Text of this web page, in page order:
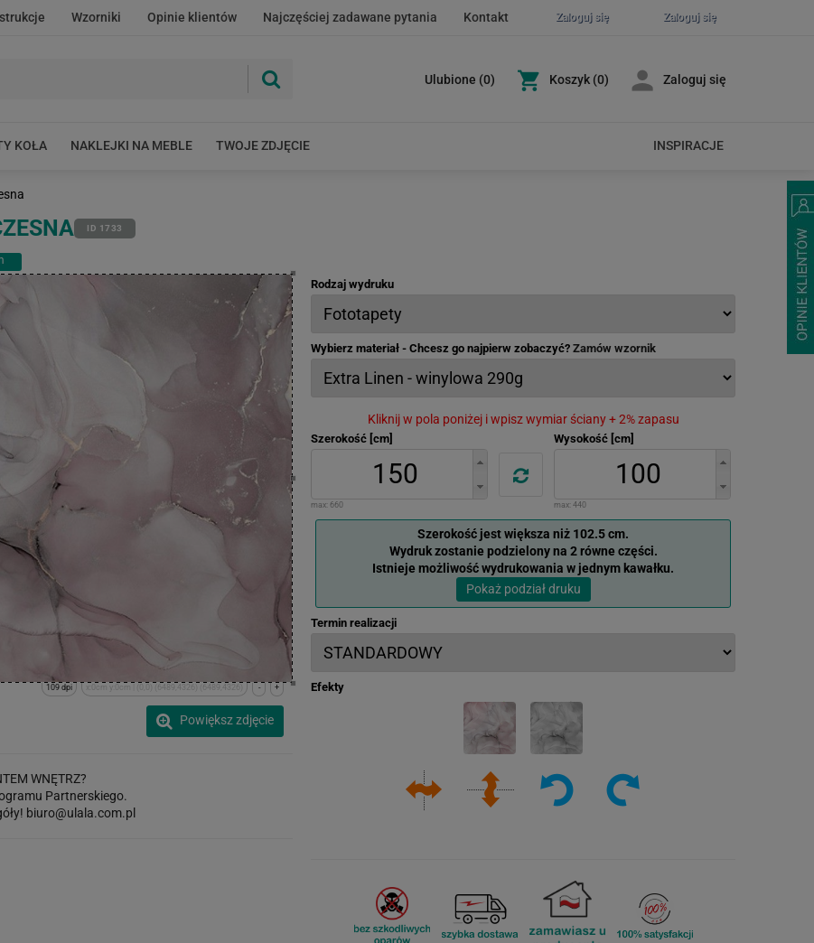
Zaloguj się
Zaloguj się
Wzorniki Opinie klientów Najczęściej zadawane pytania Kontakt
Ulubione (0) Koszyk (0) Zaloguj się
KOŁA NAKLEJKI NA MEBLE TWOJE ZDJĘCIE INSPIRACJE
ID 1733
+
-
x:0cm y:0cm | (0,0) (6489,4326) (6489,4326)
109 dpi
Powiększ zdjęcie
WNĘTRZ?
Partnerskiego.
biuro@ulala.com.pl
Rodzaj wydruku
Wybierz materiał - Chcesz go najpierw zobaczyć? Zamów wzornik
Kliknij w pola poniżej i wpisz wymiar ściany + 2% zapasu
Szerokość [cm]
max: 660
Wysokość [cm]
max: 440
Szerokość jest większa niż 102.5 cm.
Wydruk zostanie podzielony na 2 równe części.
Istnieje możliwość wydrukowania w jednym kawałku.
Pokaż podział druku
Termin realizacji
Efekty